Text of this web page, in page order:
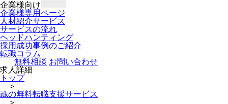
企業様向け
企業様専用ページ
人材紹介サービス
サービスの流れ
ヘッドハンティング
採用成功事例のご紹介
転職コラム
無料相談 お問い合わせ
求人詳細
トップ
＞
itkの無料転職支援サービス
＞